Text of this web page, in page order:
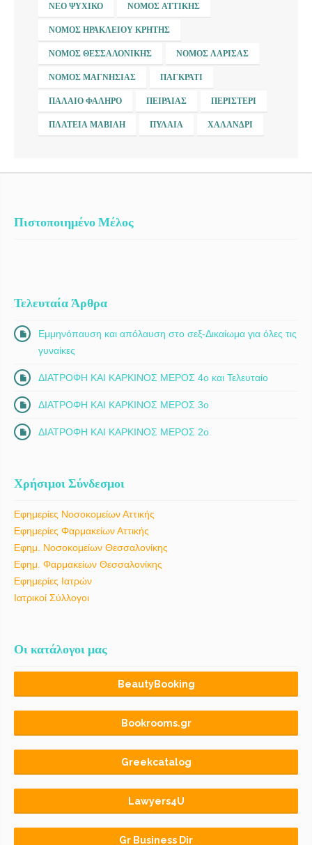
ΝΈΟ ΨΥΧΙΚΌ ΝΟΜΌΣ ΑΤΤΙΚΉΣ
ΝΟΜΌΣ ΗΡΑΚΛΕΊΟΥ ΚΡΉΤΗΣ
ΝΟΜΌΣ ΘΕΣΣΑΛΟΝΊΚΗΣ ΝΟΜΌΣ ΛΆΡΙΣΑΣ
ΝΟΜΌΣ ΜΑΓΝΗΣΊΑΣ ΠΑΓΚΡΆΤΙ
ΠΑΛΑΙΌ ΦΆΛΗΡΟ ΠΕΙΡΑΙΆΣ ΠΕΡΙΣΤΈΡΙ
ΠΛΑΤΕΊΑ ΜΑΒΊΛΗ ΠΥΛΑΊΑ ΧΑΛΆΝΔΡΙ
Πιστοποιημένο Μέλος
Τελευταία Άρθρα
Εμμηνόπαυση και απόλαυση στο σεξ-Δικαίωμα για όλες τις
γυναίκες
ΔΙΑΤΡΟΦΗ ΚΑΙ ΚΑΡΚΙΝΟΣ ΜΕΡΟΣ 4ο και Τελευταίο
ΔΙΑΤΡΟΦΗ ΚΑΙ ΚΑΡΚΙΝΟΣ ΜΕΡΟΣ 3ο
ΔΙΑΤΡΟΦΗ ΚΑΙ ΚΑΡΚΙΝΟΣ ΜΕΡΟΣ 2ο
Χρήσιμοι Σύνδεσμοι
Εφημερίες Νοσοκομείων Αττικής
Εφημερίες Φαρμακείων Αττικής
Εφημ. Νοσοκομείων Θεσσαλονίκης
Εφημ. Φαρμακείων Θεσσαλονίκης
Εφημερίες Ιατρών
Ιατρικοί Σύλλογοι
Οι κατάλογοι μας
BeautyBooking
Bookrooms.gr
Greekcatalog
Lawyers4U
Gr Business Dir